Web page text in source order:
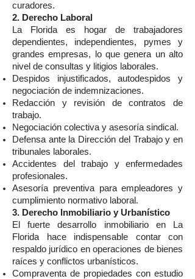
curadores.
2. Derecho Laboral
La Florida es hogar de trabajadores
dependientes, independientes, pymes y
grandes empresas, lo que genera un alto
nivel de consultas y litigios laborales.
Despidos injustificados, autodespidos y
negociación de indemnizaciones.
Redacción y revisión de contratos de
trabajo.
Negociación colectiva y asesoría sindical.
Defensa ante la Dirección del Trabajo y en
tribunales laborales.
Accidentes del trabajo y enfermedades
profesionales.
Asesoría preventiva para empleadores y
cumplimiento normativo laboral.
3. Derecho Inmobiliario y Urbanístico
El fuerte desarrollo inmobiliario en La
Florida hace indispensable contar con
respaldo jurídico en operaciones de bienes
raíces y conflictos urbanísticos.
Compraventa de propiedades con estudio